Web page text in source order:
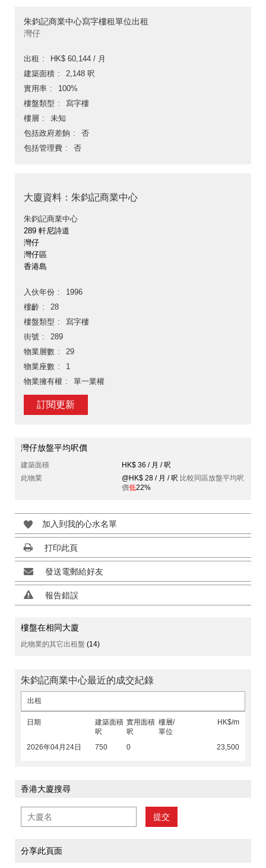
朱鈞記商業中心寫字樓租單位出租
灣仔
出租
HK$ 60,144 / 月
建築面積
2,148 呎
實用率
100%
樓盤類型
寫字樓
樓層
未知
包括政府差餉
否
包括管理費
否
大廈資料：朱鈞記商業中心
朱鈞記商業中心
289 軒尼詩道
灣仔
灣仔區
香港島
入伙年份
1996
樓齡
28
樓盤類型
寫字樓
街號
289
物業層數
29
物業座數
1
物業擁有權
單一業權
訂閱更新
灣仔放盤平均呎價
建築面積
HK$ 36 / 月 / 呎
此物業
@HK$ 28 / 月 / 呎 比較同區放盤平均呎
價低22%
加入到我的心水名單
打印此頁
發送電郵給好友
報告錯誤
樓盤在相同大廈
此物業的其它出租盤 (14)
朱鈞記商業中心最近的成交紀錄
出租
日期
建築面積
呎
實用面積
呎
樓層/
單位
HK$/m
2026年04月24日 750 0 23,500
香港大廈搜尋
提交
分享此頁面